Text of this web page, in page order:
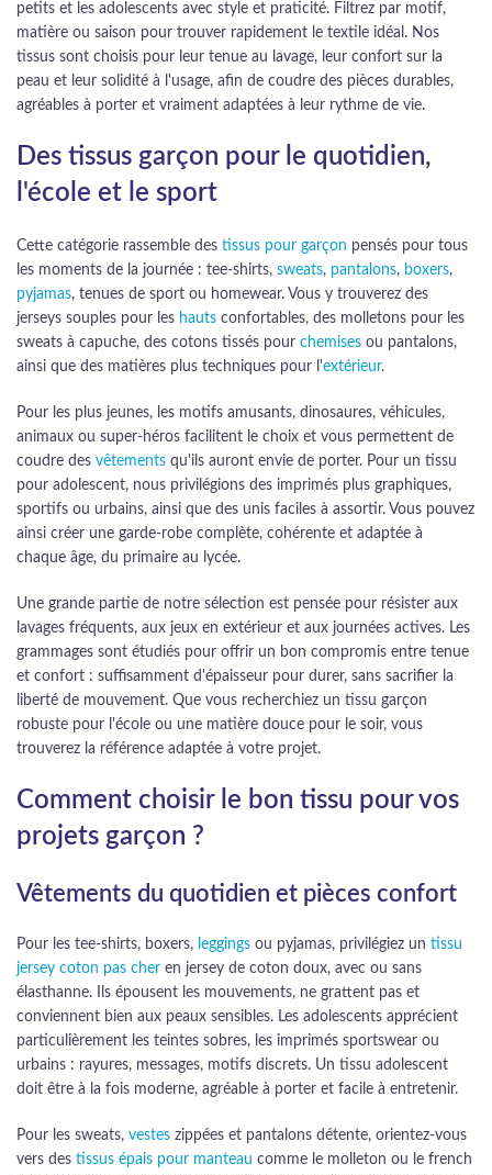
petits et les adolescents avec style et praticité. Filtrez par motif,
matière ou saison pour trouver rapidement le textile idéal. Nos
tissus sont choisis pour leur tenue au lavage, leur confort sur la
peau et leur solidité à l'usage, afin de coudre des pièces durables,
agréables à porter et vraiment adaptées à leur rythme de vie.
Des tissus garçon pour le quotidien,
l'école et le sport
Cette catégorie rassemble des tissus pour garçon pensés pour tous
les moments de la journée : tee-shirts, sweats, pantalons, boxers,
pyjamas, tenues de sport ou homewear. Vous y trouverez des
jerseys souples pour les hauts confortables, des molletons pour les
sweats à capuche, des cotons tissés pour chemises ou pantalons,
ainsi que des matières plus techniques pour l'extérieur.
Pour les plus jeunes, les motifs amusants, dinosaures, véhicules,
animaux ou super-héros facilitent le choix et vous permettent de
coudre des vêtements qu'ils auront envie de porter. Pour un tissu
pour adolescent, nous privilégions des imprimés plus graphiques,
sportifs ou urbains, ainsi que des unis faciles à assortir. Vous pouvez
ainsi créer une garde-robe complète, cohérente et adaptée à
chaque âge, du primaire au lycée.
Une grande partie de notre sélection est pensée pour résister aux
lavages fréquents, aux jeux en extérieur et aux journées actives. Les
grammages sont étudiés pour offrir un bon compromis entre tenue
et confort : suffisamment d'épaisseur pour durer, sans sacrifier la
liberté de mouvement. Que vous recherchiez un tissu garçon
robuste pour l'école ou une matière douce pour le soir, vous
trouverez la référence adaptée à votre projet.
Comment choisir le bon tissu pour vos
projets garçon ?
Vêtements du quotidien et pièces confort
Pour les tee-shirts, boxers, leggings ou pyjamas, privilégiez un tissu
jersey coton pas cher en jersey de coton doux, avec ou sans
élasthanne. Ils épousent les mouvements, ne grattent pas et
conviennent bien aux peaux sensibles. Les adolescents apprécient
particulièrement les teintes sobres, les imprimés sportswear ou
urbains : rayures, messages, motifs discrets. Un tissu adolescent
doit être à la fois moderne, agréable à porter et facile à entretenir.
Pour les sweats, vestes zippées et pantalons détente, orientez-vous
vers des tissus épais pour manteau comme le molleton ou le french